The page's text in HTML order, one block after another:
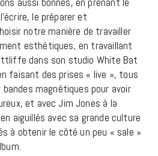
le préparer et
notre manière de travailler
esthétiques, en travaillant
dans son studio White Bat
faisant des prises « live », tous
magnétiques pour avoir
et avec Jim Jones à la
aiguillés avec sa grande culture
à obtenir le côté un peu « sale »